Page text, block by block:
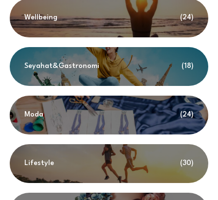
Wellbeing (24)
Seyahat&Gastronomi (18)
Moda (24)
Lifestyle (30)